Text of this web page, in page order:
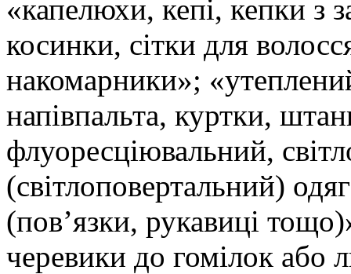
«капелюхи, кепі, кепки з
косинки, сітки для
накомарники»;
напівпальта, куртки,
флуоресціювальний,
(світлоповертальний)
(пов’язки, рукавиці
черевики до гомілок або